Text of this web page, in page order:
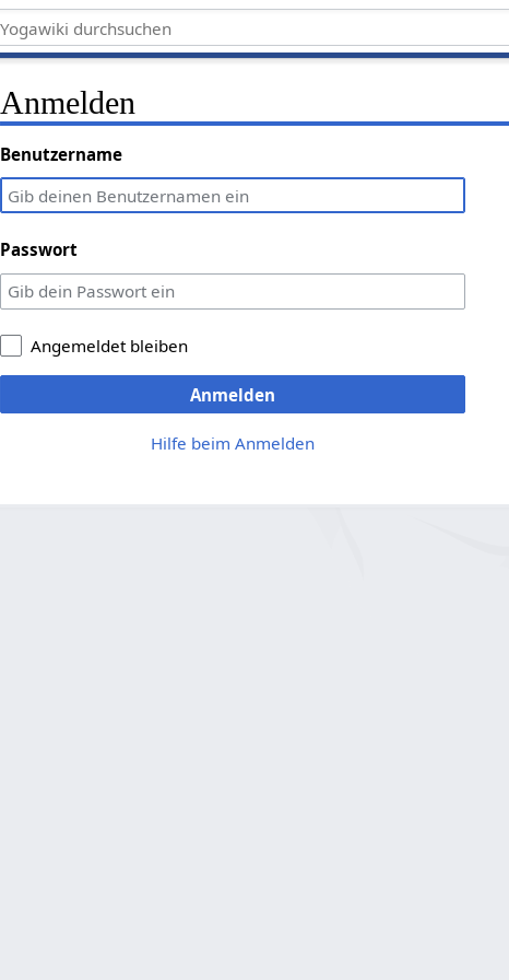
Anmelden
Benutzername
Passwort
Angemeldet bleiben
Anmelden
Hilfe beim Anmelden